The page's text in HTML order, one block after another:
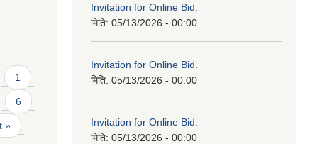
1
6
»
Invitation for Online Bid.
मिति: 05/13/2026 - 00:00
Invitation for Online Bid.
मिति: 05/13/2026 - 00:00
Invitation for Online Bid.
मिति: 05/13/2026 - 00:00